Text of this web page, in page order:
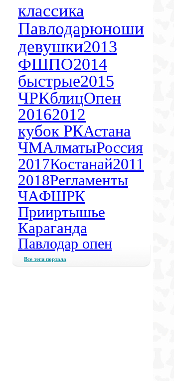
классика
Павлодарюноши
девушки2013
ФШПО2014
быстрые2015
ЧРКблицОпен
20162012
кубок РКАстана
ЧМАлматыРоссия
2017Костанай2011
2018Регламенты
ЧАФШРК
Прииртышье
Караганда
Павлодар опен
Все теги портала